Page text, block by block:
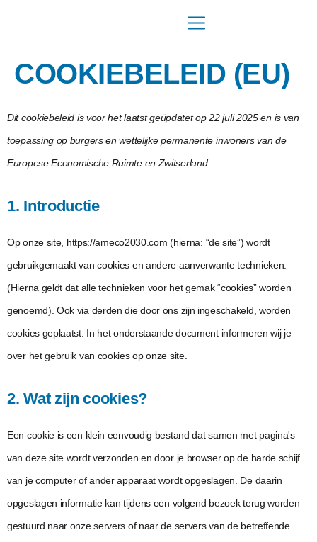
COOKIEBELEID (EU)
Dit cookiebeleid is voor het laatst geüpdatet op 22 juli 2025 en is van
toepassing op burgers en wettelijke permanente inwoners van de
Europese Economische Ruimte en Zwitserland.
1. Introductie
Op onze site, https://ameco2030.com (hierna: “de site”) wordt
gebruikgemaakt van cookies en andere aanverwante technieken.
(Hierna geldt dat alle technieken voor het gemak “cookies” worden
genoemd). Ook via derden die door ons zijn ingeschakeld, worden
cookies geplaatst. In het onderstaande document informeren wij je
over het gebruik van cookies op onze site.
2. Wat zijn cookies?
Een cookie is een klein eenvoudig bestand dat samen met pagina's
van deze site wordt verzonden en door je browser op de harde schijf
van je computer of ander apparaat wordt opgeslagen. De daarin
opgeslagen informatie kan tijdens een volgend bezoek terug worden
gestuurd naar onze servers of naar de servers van de betreffende